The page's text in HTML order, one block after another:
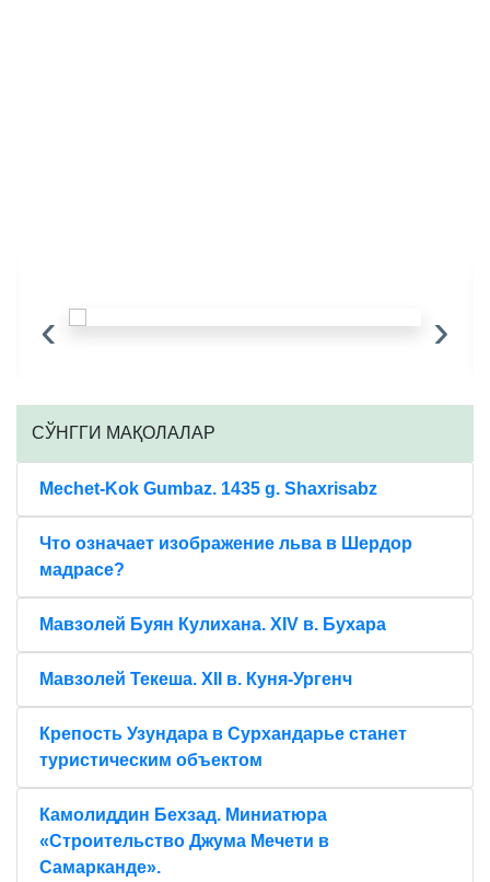
‹ ›
CЎНГГИ МАҚОЛАЛАР
Mechet-Kok Gumbaz. 1435 g. Shaxrisabz
Что означает изображение льва в Шердор
мадрасе?
Мавзолей Буян Кулихана. XIV в. Бухара
Мавзолей Текеша. XII в. Куня-Ургенч
Крепость Узундара в Сурхандарье станет
туристическим объектом
Камолиддин Бехзад. Миниатюра
«Строительство Джума Мечети в
Самарканде».